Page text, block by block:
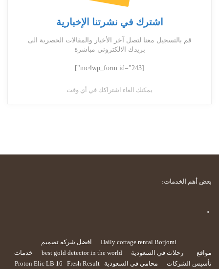
اشترك في نشرتنا الإخبارية
قم بالتسجيل معنا لتصل آخر الأخبار والمقالات الحصرية الى
بريدك الالكتروني مباشرة
[mc4wp_form id="243"]
يمكنك الغاء اشتراكك في أي وقت
بعض أهم الخدمات:
Daily cottage rental Borjomi
افضل شركة تصميم
مواقع
رحلات في السعودية best gold detector in the world
خدمات
تأسيس الشركات
محامي في السعودية Proton Elic LB 16
Fresh Result